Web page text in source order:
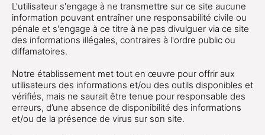
L'utilisateur s'engage à ne transmettre sur ce site aucune
information pouvant entraîner une responsabilité civile ou
pénale et s'engage à ce titre à ne pas divulguer via ce site
des informations illégales, contraires à l'ordre public ou
diffamatoires.
Notre établissement met tout en œuvre pour offrir aux
utilisateurs des informations et/ou des outils disponibles et
vérifiés, mais ne saurait être tenue pour responsable des
erreurs, d’une absence de disponibilité des informations
et/ou de la présence de virus sur son site.